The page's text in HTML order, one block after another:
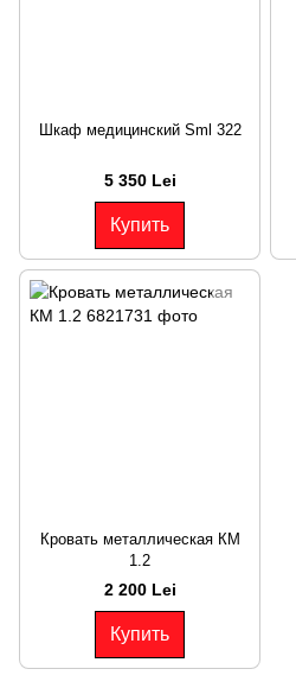
Шкаф медицинский Sml 322
5 350 Lei
Купить
Кровать металлическая КМ
1.2
2 200 Lei
Купить